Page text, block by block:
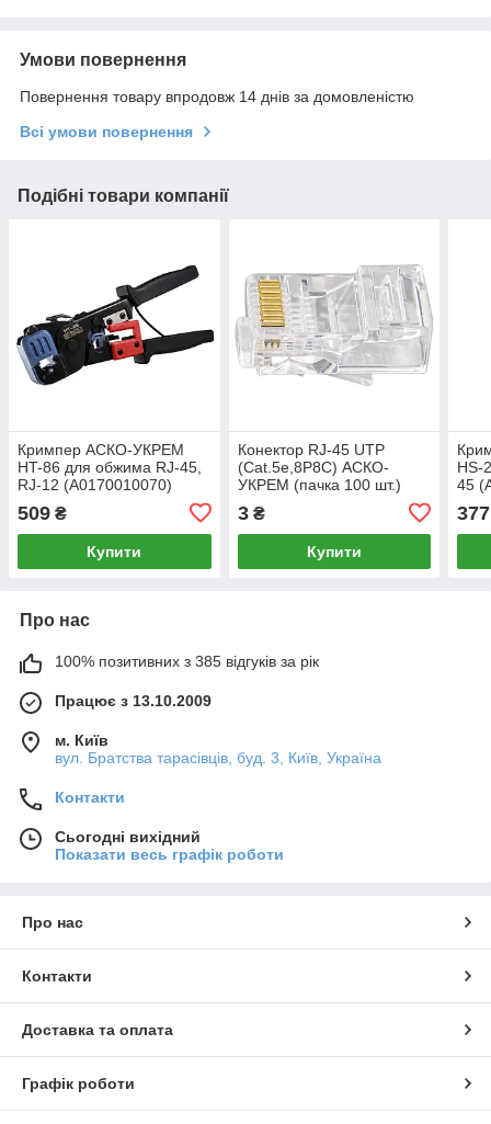
Умови повернення
Повернення товару впродовж 14 днів за домовленістю
Всі умови повернення
Подібні товари компанії
Кримпер АСКО-УКРЕМ
HT-86 для обжима RJ-45,
RJ-12 (A0170010070)
509 ₴
Купити
Конектор RJ-45 UTP
(Сat.5e,8P8C) АСКО-
УКРЕМ (пачка 100 шт.)
3₴
Купити
HS-
45
377
Про нас
100% позитивних з 385 відгуків за рік
Працює з 13.10.2009
м. Київ
вул. Братства тарасівців, буд. 3, Київ, Україна
Контакти
Сьогодні вихідний
Показати весь графік роботи
Про нас
Контакти
Доставка та оплата
Графік роботи